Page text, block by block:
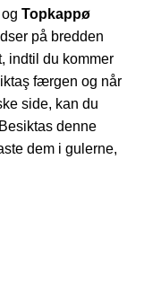
og Topkappø
på bredden
indtil du kommer
færgen og når
side, kan du
denne
dem i gulerne,